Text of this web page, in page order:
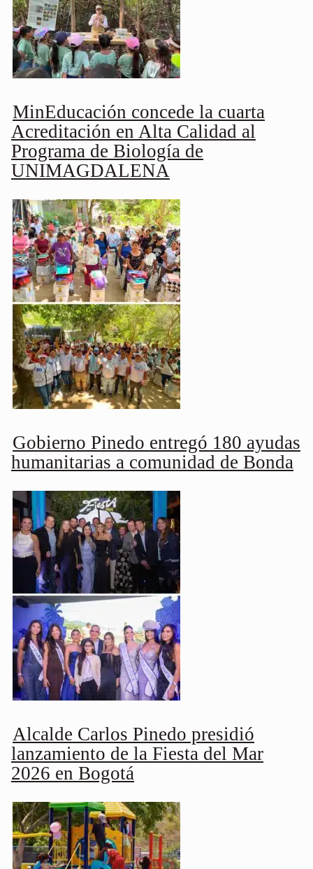
MinEducación concede la cuarta
Acreditación en Alta Calidad al
Programa de Biología de
UNIMAGDALENA
Gobierno Pinedo entregó 180 ayudas
humanitarias a comunidad de Bonda
Alcalde Carlos Pinedo presidió
lanzamiento de la Fiesta del Mar
2026 en Bogotá